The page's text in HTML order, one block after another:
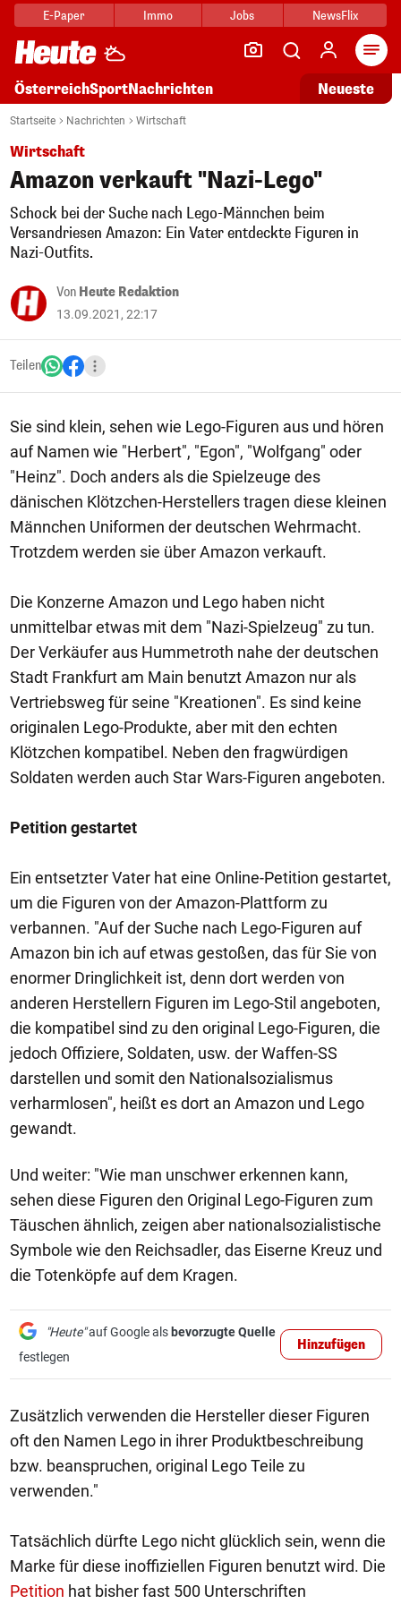
E-Paper Immo Jobs NewsFlix
ÖsterreichSportNachrichten Neueste
Startseite Nachrichten Wirtschaft
Wirtschaft
Amazon verkauft "Nazi-Lego"
Schock bei der Suche nach Lego-Männchen beim
Versandriesen Amazon: Ein Vater entdeckte Figuren in
Nazi-Outfits.
Von Heute Redaktion
13.09.2021, 22:17
Teilen
Sie sind klein, sehen wie Lego-Figuren aus und hören
auf Namen wie "Herbert", "Egon", "Wolfgang" oder
"Heinz". Doch anders als die Spielzeuge des
dänischen Klötzchen-Herstellers tragen diese kleinen
Männchen Uniformen der deutschen Wehrmacht.
Trotzdem werden sie über Amazon verkauft.
Die Konzerne Amazon und Lego haben nicht
unmittelbar etwas mit dem "Nazi-Spielzeug" zu tun.
Der Verkäufer aus Hummetroth nahe der deutschen
Stadt Frankfurt am Main benutzt Amazon nur als
Vertriebsweg für seine "Kreationen". Es sind keine
originalen Lego-Produkte, aber mit den echten
Klötzchen kompatibel. Neben den fragwürdigen
Soldaten werden auch Star Wars-Figuren angeboten.
Petition gestartet
Ein entsetzter Vater hat eine Online-Petition gestartet,
um die Figuren von der Amazon-Plattform zu
verbannen. "Auf der Suche nach Lego-Figuren auf
Amazon bin ich auf etwas gestoßen, das für Sie von
enormer Dringlichkeit ist, denn dort werden von
anderen Herstellern Figuren im Lego-Stil angeboten,
die kompatibel sind zu den original Lego-Figuren, die
jedoch Offiziere, Soldaten, usw. der Waffen-SS
darstellen und somit den Nationalsozialismus
verharmlosen", heißt es dort an Amazon und Lego
gewandt.
Und weiter: "Wie man unschwer erkennen kann,
sehen diese Figuren den Original Lego-Figuren zum
Täuschen ähnlich, zeigen aber nationalsozialistische
Symbole wie den Reichsadler, das Eiserne Kreuz und
die Totenköpfe auf dem Kragen.
"Heute"auf Google als bevorzugte Quelle
festlegen
Hinzufügen
Zusätzlich verwenden die Hersteller dieser Figuren
oft den Namen Lego in ihrer Produktbeschreibung
bzw. beanspruchen, original Lego Teile zu
verwenden."
Tatsächlich dürfte Lego nicht glücklich sein, wenn die
Marke für diese inoffiziellen Figuren benutzt wird. Die
Petition hat bisher fast 500 Unterschriften